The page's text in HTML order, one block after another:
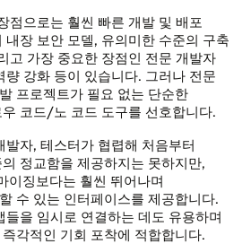
점으로는 훨씬 빠른 개발 및 배포
내장 보안 모델, 유의미한 수준의 구축
고 가장 중요한 장점인 전문 개발자
량 강화 등이 있습니다. 그러나 전문
프로젝트가 필요 없는 단순한
코드/노 코드 도구를 선호합니다.
발자, 테스터가 협렵해 처음부터
정교함을 제공하지는 못하지만,
이징보다는 훨씬 뛰어나며
수 있는 인터페이스를 제공합니다.
들을 임시로 연결하는 데도 유용하며
각적인 기회 포착에 적합합니다.